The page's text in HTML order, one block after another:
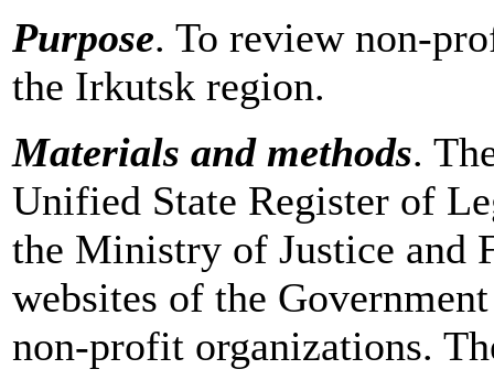
Purpose. To review non-
the Irkutsk region.
Materials and methods.
Unified State Register of
the Ministry of Justice and
websites of the
non-profit organizations.